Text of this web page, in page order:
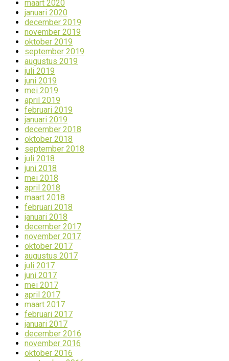
maart 2020
januari 2020
december 2019
november 2019
oktober 2019
september 2019
augustus 2019
juli 2019
juni 2019
mei 2019
april 2019
februari 2019
januari 2019
december 2018
oktober 2018
september 2018
juli 2018
juni 2018
mei 2018
april 2018
maart 2018
februari 2018
januari 2018
december 2017
november 2017
oktober 2017
augustus 2017
juli 2017
juni 2017
mei 2017
april 2017
maart 2017
februari 2017
januari 2017
december 2016
november 2016
oktober 2016